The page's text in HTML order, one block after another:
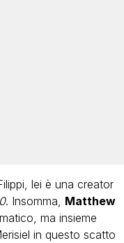
lei è una creator
. Insomma, Matthew
ma insieme
in questo scatto